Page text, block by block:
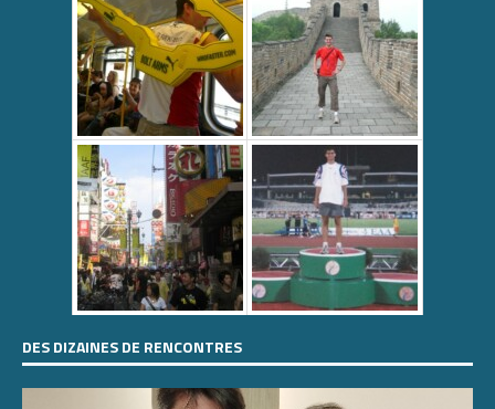
DES DIZAINES DE RENCONTRES